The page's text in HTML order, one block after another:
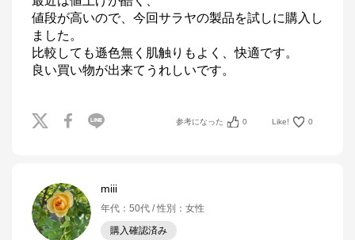
値段が高いので、今回サラヤの製品を試しに購入し
ました。
比較しても遜色無く肌触りもよく、快適です。
良い買い物が出来てうれしいです。
参考になった 0 Like! 0
miii
年代 ： 50代 性別 ： 女性
購入確認済み